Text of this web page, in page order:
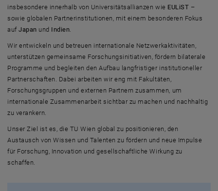
International Collaborations Office
EULiST
JASEC
, öffnet eine externe URL in einem neuen Fenster
JASEC
Mobility Incoming
, öffnet eine externe URL in einem neuen Fenster
Mobility Incoming
Winter and Summer Schools
Science Days
, öffnet eine externe URL in einem neuen Fenster
Science Days
insbesondere innerhalb von Universitätsallianzen wie EULiST –
sowie globalen Partnerinstitutionen, mit einem besonderen Fokus
aufJapan und Indien.
Wir entwickeln und betreuen internationale Netzwerkaktivitäten,
unterstützen gemeinsame Forschungsinitiativen, fördern bilaterale
Programme und begleiten den Aufbau langfristiger institutioneller
Partnerschaften. Dabei arbeiten wir eng mit Fakultäten,
Forschungsgruppen und externen Partnern zusammen, um
internationale Zusammenarbeit sichtbar zu machen und nachhaltig
zu verankern.
Unser Ziel ist es, die TU Wien global zu positionieren, den
Austausch von Wissen und Talenten zu fördern und neue Impulse
für Forschung, Innovation und gesellschaftliche Wirkung zu
schaffen.